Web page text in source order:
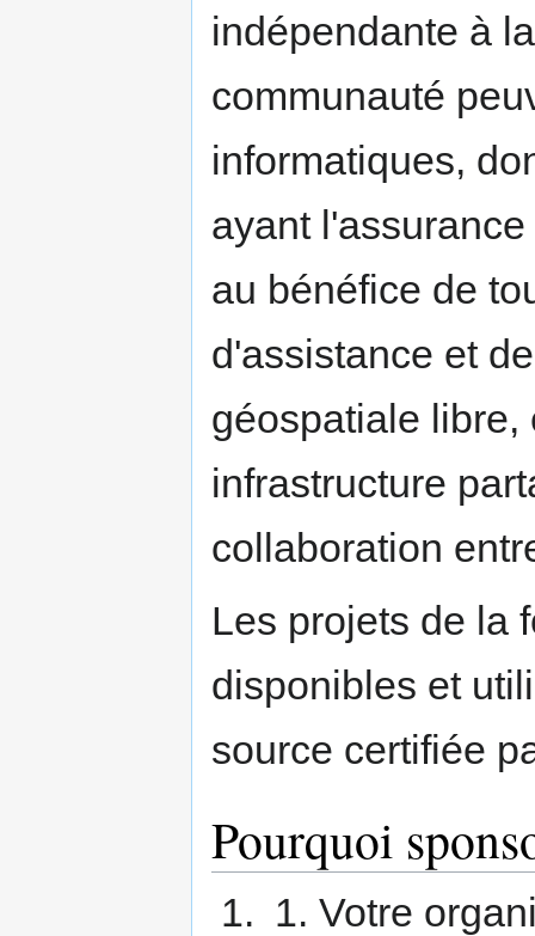
indépendante à
communauté
informatiques,
ayant
au bénéfice de
d'assistance et
géospatiale libre,
infrastructure
collaboration
Les projets de la
disponibles et
source certifiée
Pourquoi
Votre